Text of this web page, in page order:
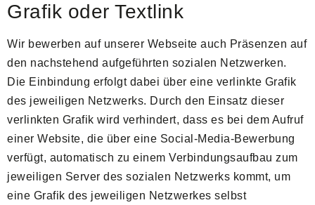
Grafik oder Textlink
Wir bewerben auf unserer Webseite auch Präsenzen auf
den nachstehend aufgeführten sozialen Netzwerken.
Die Einbindung erfolgt dabei über eine verlinkte Grafik
des jeweiligen Netzwerks. Durch den Einsatz dieser
verlinkten Grafik wird verhindert, dass es bei dem Aufruf
einer Website, die über eine Social-Media-Bewerbung
verfügt, automatisch zu einem Verbindungsaufbau zum
jeweiligen Server des sozialen Netzwerks kommt, um
eine Grafik des jeweiligen Netzwerkes selbst